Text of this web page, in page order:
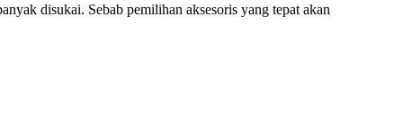
disukai. Sebab pemilihan aksesoris yang tepat akan